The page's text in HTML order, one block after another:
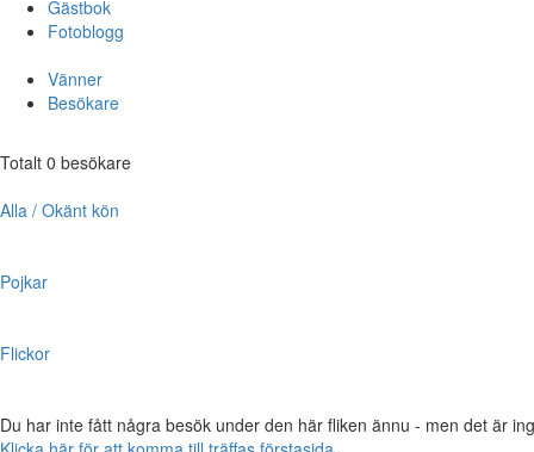
Gästbok
Fotoblogg
Vänner
Besökare
Totalt 0 besökare
Alla / Okänt kön
Pojkar
Flickor
Du har inte fått några besök under den här fliken ännu - men det är